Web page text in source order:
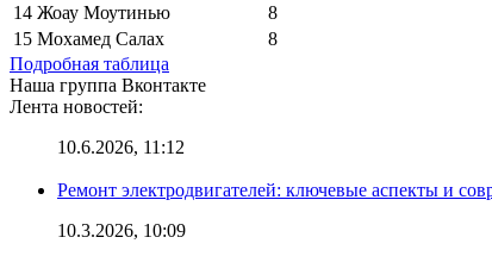
14 Жоау Моутинью
8
15 Мохамед Салах
8
Подробная таблица
Наша группа Вконтакте
Лента новостей:
10.6.2026, 11:12
Ремонт электродвигателей: ключевые аспекты и
10.3.2026, 10:09